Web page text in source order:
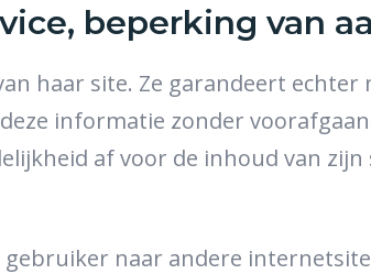
beperking van
haar site. Ze garandeert
informatie zonder
af voor de inhoud van
naar andere